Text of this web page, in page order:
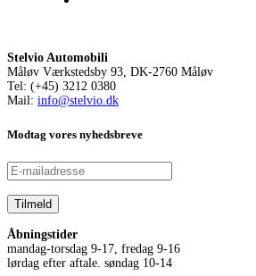
Stelvio Automobili
Måløv Værkstedsby 93, DK-2760 Måløv
Tel: (+45) 3212 0380
Mail: info@stelvio.dk
Modtag vores nyhedsbreve
Åbningstider
mandag-torsdag 9-17, fredag 9-16
lørdag efter aftale. søndag 10-14